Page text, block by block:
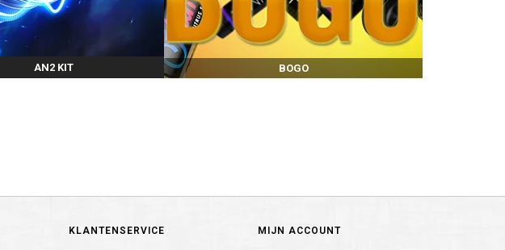
AN2 KIT BOGO
KLANTENSERVICE MIJN ACCOUNT